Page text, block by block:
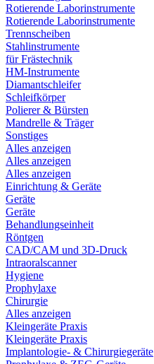
Rotierende Laborinstrumente
Rotierende Laborinstrumente
Trennscheiben
Stahlinstrumente
für Frästechnik
HM-Instrumente
Diamantschleifer
Schleifkörper
Polierer & Bürsten
Mandrelle & Träger
Sonstiges
Alles anzeigen
Alles anzeigen
Alles anzeigen
Einrichtung & Geräte
Geräte
Geräte
Behandlungseinheit
Röntgen
CAD/CAM und 3D-Druck
Intraoralscanner
Hygiene
Prophylaxe
Chirurgie
Alles anzeigen
Kleingeräte Praxis
Kleingeräte Praxis
Implantologie- & Chirurgiegeräte